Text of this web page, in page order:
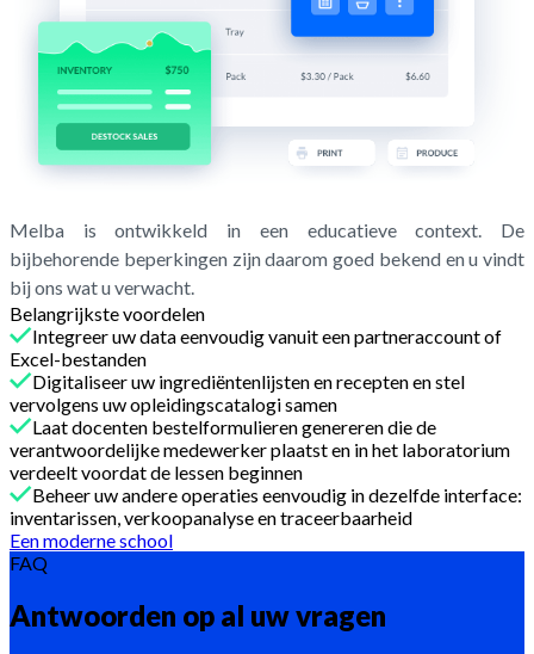
Melba is ontwikkeld in een educatieve context. De
bijbehorende beperkingen zijn daarom goed bekend en u vindt
bij ons wat u verwacht.
Belangrijkste voordelen
Integreer uw data eenvoudig vanuit een partneraccount of
Excel-bestanden
Digitaliseer uw ingrediëntenlijsten en recepten en stel
vervolgens uw opleidingscatalogi samen
Laat docenten bestelformulieren genereren die de
verantwoordelijke medewerker plaatst en in het laboratorium
verdeelt voordat de lessen beginnen
Beheer uw andere operaties eenvoudig in dezelfde interface:
inventarissen, verkoopanalyse en traceerbaarheid
Een moderne school
FAQ
Antwoorden op al uw vragen